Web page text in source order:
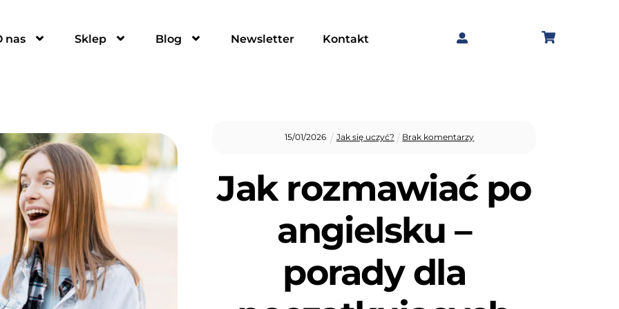
nas Sklep Blog Newsletter Kontakt
15/01/2026 Jak się uczyć? Brak komentarzy
Jak rozmawiać po
angielsku –
porady dla